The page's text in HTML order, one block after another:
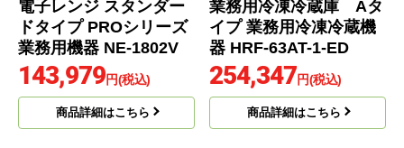
電子レンジ スタンダー
ドタイプ PROシリーズ
業務用機器 NE-1802V
143,979円(税込)
商品詳細はこちら
業務用冷凍冷蔵庫 Aタ
イプ 業務用冷凍冷蔵機
器 HRF-63AT-1-ED
254,347円(税込)
商品詳細はこちら